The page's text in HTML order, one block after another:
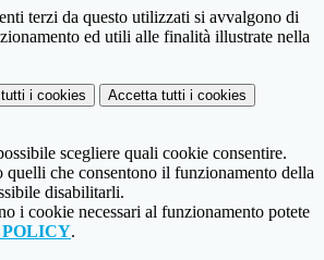
terzi da questo utilizzati si avvalgono di
ed utili alle finalità illustrate nella
i cookies Accetta tutti i cookies
scegliere quali cookie consentire.
quelli che consentono il funzionamento della
disabilitarli.
i cookie necessari al funzionamento potete
.